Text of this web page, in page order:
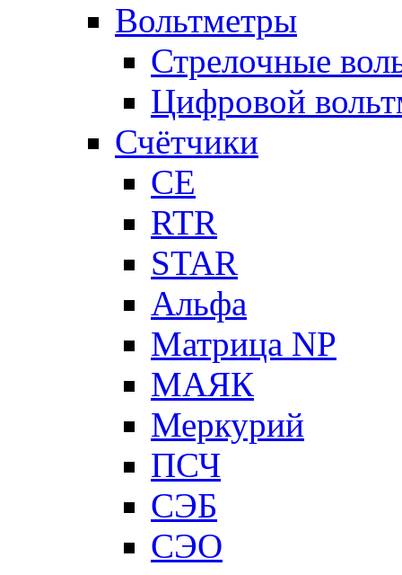
Вольтметры
Стрелочные
Цифровой
Счётчики
CE
RTR
STAR
Альфа
Матрица NP
МАЯК
Меркурий
ПСЧ
СЭБ
СЭО